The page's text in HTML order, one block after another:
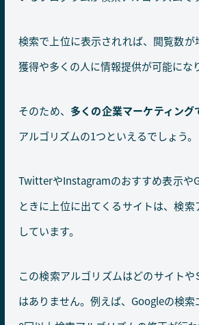
検索で上位に表示されれば、閲覧数が
獲得や多くの人に情報提供が可能にな
そのため、 多くの企業マーケティング
アルゴリズムの1つといえるでしょう。
TwitterやInstagramのおすすめ表示や
ときに上位に出てくるサイトは、検
しています。
この検索アルゴリズムはどのサイトや
はありません。例えば、Googleの検